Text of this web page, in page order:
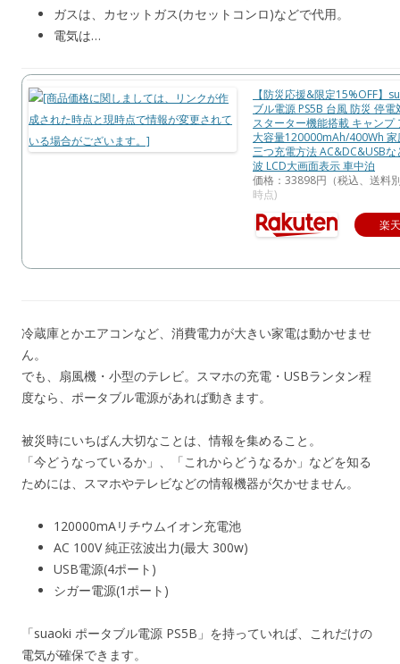
ガスは、カセットガス(カセットコンロ)などで代用。
電気は…
【防災応援&限定15%OFF】
ブル電源 PS5B 台風 防災 停
スターター機能搭載 キャンプ
大容量120000mAh/400Wh 家
三つ充電方法 AC&DC&USB
波 LCD大画面表示 車中泊
価格：33898円（税込、送料
時点)
楽
冷蔵庫とかエアコンなど、消費電力が大きい家電は動かせませ
ん。
でも、扇風機・小型のテレビ。スマホの充電・USBランタン程
度なら、ポータブル電源があれば動きます。
被災時にいちばん大切なことは、情報を集めること。
「今どうなっているか」、「これからどうなるか」などを知る
ためには、スマホやテレビなどの情報機器が欠かせません。
120000mAリチウムイオン充電池
AC 100V 純正弦波出力(最大 300w)
USB電源(4ポート)
シガー電源(1ポート)
「suaoki ポータブル電源 PS5B」を持っていれば、これだけの
電気が確保できます。